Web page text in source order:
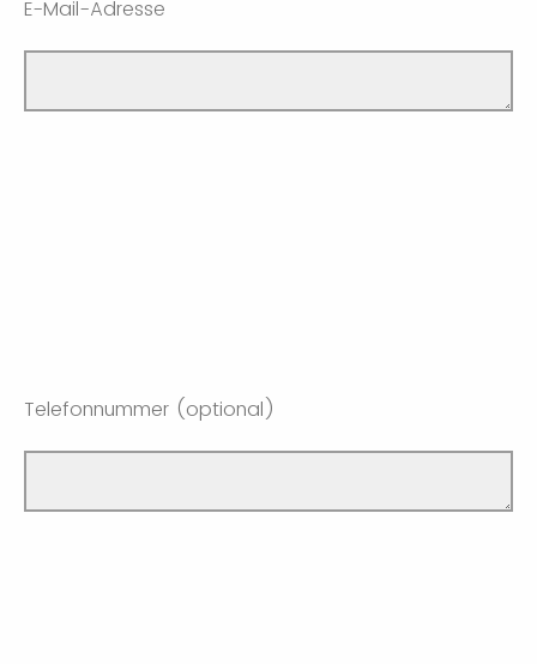
E-Mail-Adresse
Telefonnummer (optional)